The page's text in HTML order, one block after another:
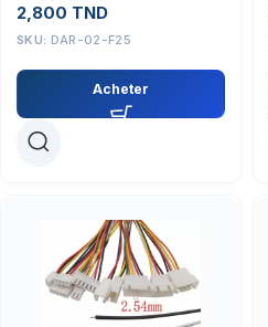
2,800 TND
SKU: DAR-02-F25
Acheter